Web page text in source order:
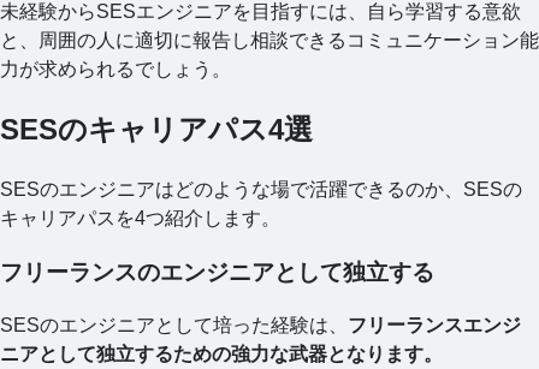
未経験からSESエンジニアを目指すには、自ら学習する意欲
と、周囲の人に適切に報告し相談できるコミュニケーション能
力が求められるでしょう。
SESのキャリアパス4選
SESのエンジニアはどのような場で活躍できるのか、SESの
キャリアパスを4つ紹介します。
フリーランスのエンジニアとして独立する
SESのエンジニアとして培った経験は、 フリーランスエンジ
ニアとして独立するための強力な武器となります。